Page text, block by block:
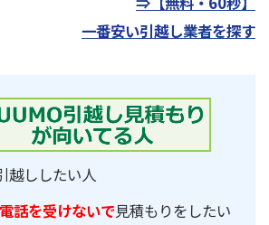
一番安い引越し業者を探す
越ししたい人
話を受けないで見積もりをしたい